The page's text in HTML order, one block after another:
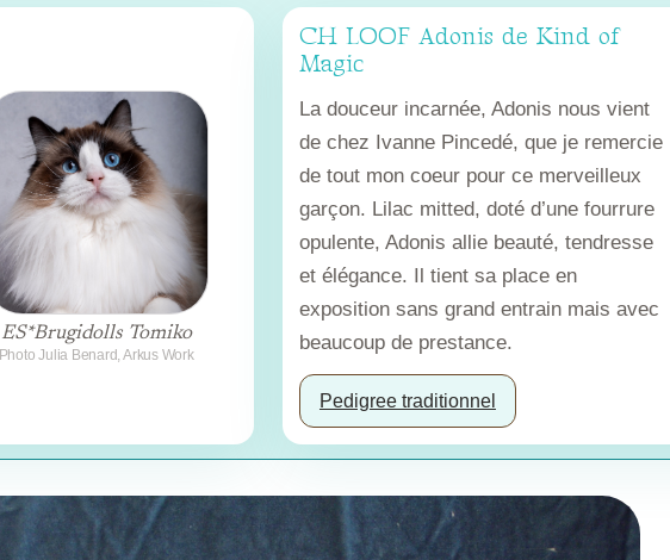
ES*Brugidolls Tomiko
Photo Julia Benard, Arkus Work
CH LOOF Adonis de Kind of
Magic
La douceur incarnée, Adonis nous vient
de chez Ivanne Pincedé, que je remercie
de tout mon coeur pour ce merveilleux
garçon. Lilac mitted, doté d’une fourrure
opulente, Adonis allie beauté, tendresse
et élégance. Il tient sa place en
exposition sans grand entrain mais avec
beaucoup de prestance.
Pedigree traditionnel